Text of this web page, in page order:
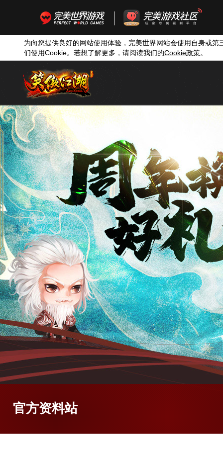
为向您提供良好的网站使用体验，完美世界网站会使用自身或第
们使用Cookie。若想了解更多，请阅读我们的Cookie政策。
官方资料站